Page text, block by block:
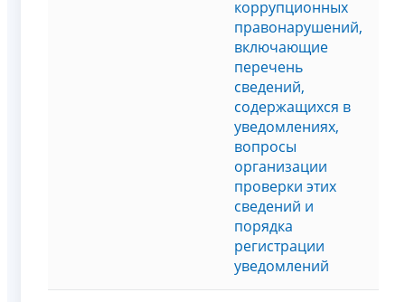
коррупционных
правонарушений,
включающие
перечень
сведений,
содержащихся в
уведомлениях,
вопросы
организации
проверки этих
сведений и
порядка
регистрации
уведомлений